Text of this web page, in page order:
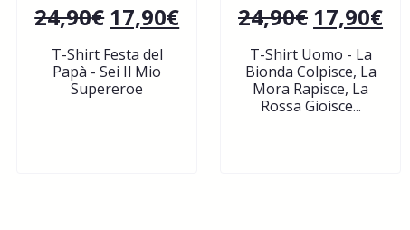
24,90€ 17,90€
T-Shirt Festa del
Papà - Sei Il Mio
Supereroe
24,90€ 17,90€
T-Shirt Uomo - La
Bionda Colpisce, La
Mora Rapisce, La
Rossa Gioisce...